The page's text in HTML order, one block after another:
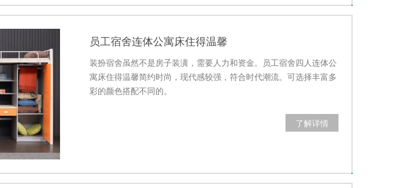
员工宿舍连体公寓床住得温馨
装扮宿舍虽然不是房子装潢，需要人力和资金。员工宿舍四人连体公
寓床住得温馨简约时尚，现代感较强，符合时代潮流。可选择丰富多
彩的颜色搭配不同的。
了解详情